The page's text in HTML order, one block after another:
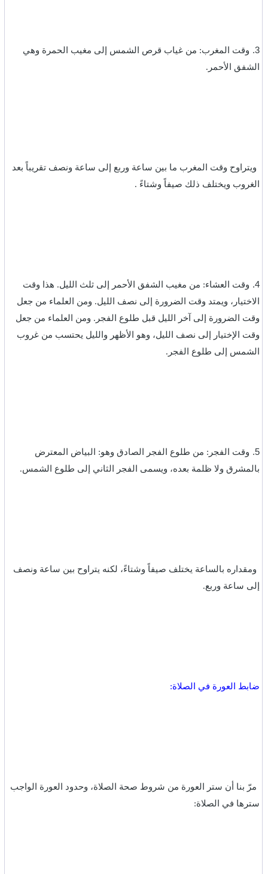
3.
وقت المغرب: من غياب قرص الشمس إلى مغيب الحمرة وهي
الشفق الأحمر.‏
ويتراوح وقت المغرب ما بين ساعة وربع إلى ساعة ونصف تقريباً بعد
الغروب ويختلف ذلك صيفاً وشتاءً .‏
4.
وقت العشاء: من مغيب الشفق الأحمر إلى ثلث الليل. هذا وقت
الاختيار، ويمتد وقت الضرورة إلى نصف الليل. ومن العلماء من جعل
وقت الضرورة إلى آخر الليل قبل طلوع الفجر. ومن العلماء من جعل
وقت الإختيار إلى نصف الليل، وهو الأظهر والليل يحتسب من غروب
الشمس إلى طلوع الفجر.‏
5.
وقت الفجر: من طلوع الفجر الصادق وهو: البياض المعترض
بالمشرق ولا ظلمة بعده، ويسمى الفجر الثاني إلى طلوع الشمس. ‏
ومقداره بالساعة يختلف صيفاً وشتاءً، لكنه يتراوح بين ساعة ونصف
إلى ساعة وربع.‏
ضابط العورة في الصلاة:
مرّ بنا أن ستر العورة من شروط صحة الصلاة، وحدود العورة الواجب
سترها في الصلاة:‏